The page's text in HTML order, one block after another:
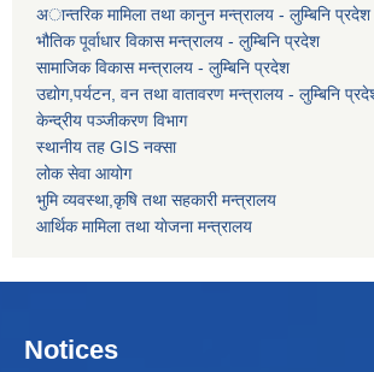
अान्तरिक मामिला तथा कानुन मन्त्रालय - लुम्बिनि प्रदेश
भौतिक पूर्वाधार विकास मन्त्रालय - लुम्बिनि प्रदेश
सामाजिक विकास मन्त्रालय - लुम्बिनि प्रदेश
उद्याेग,पर्यटन, वन तथा वातावरण मन्त्रालय - लुम्बिनि
केन्द्रीय पञ्जीकरण विभाग
स्थानीय तह GIS नक्सा
लोक सेवा आयोग
भुमि व्यवस्था,कृषि तथा सहकारी मन्त्रालय
आर्थिक मामिला तथा याेजना मन्त्रालय
Notices